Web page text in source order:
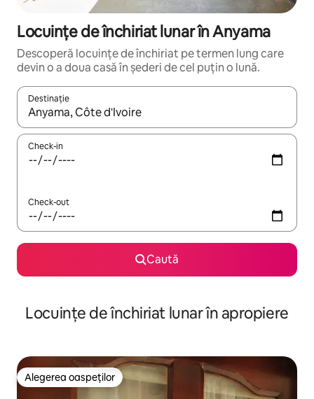
Locuințe de închiriat lunar în Anyama
Descoperă locuințe de închiriat pe termen lung care
devin o a doua casă în șederi de cel puțin o lună.
Destinație
Când se încarcă rezultatele, navighează folosind tastele
Check-in
Check-out
Caută
Locuințe de închiriat lunar în apropiere
Alegerea oaspeților
Alegerea oaspeților